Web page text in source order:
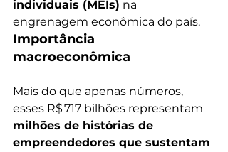
individuais (MEIs) na
engrenagem econômica do país.
Importância
macroeconômica
Mais do que apenas números,
esses R$ 717 bilhões representam
milhões de histórias de
empreendedores que sustentam